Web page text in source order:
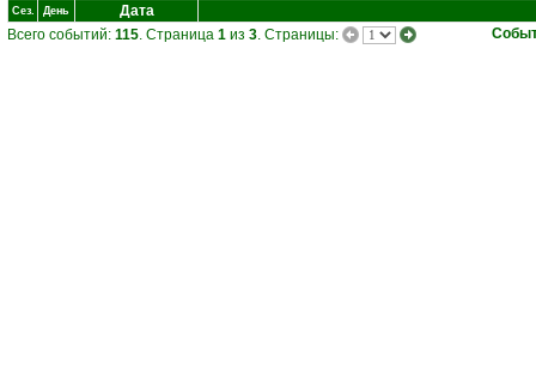
Сез. День
Дата
Всего событий: 115. Страница 1 из 3. Страницы: